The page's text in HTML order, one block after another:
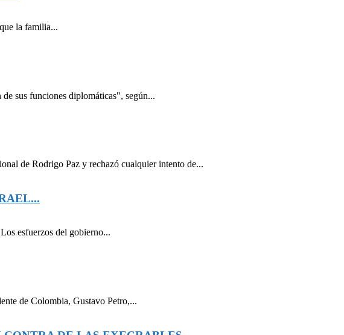
la familia...
sus funciones diplomáticas", según...
de Rodrigo Paz y rechazó cualquier intento de...
esfuerzos del gobierno...
de Colombia, Gustavo Petro,...